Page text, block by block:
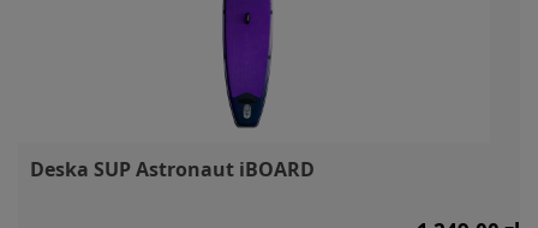
Deska SUP Astronaut iBOARD